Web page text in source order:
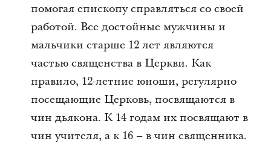
помогая епископу справляться со своей
работой. Все достойные мужчины и
мальчики старше 12 лет являются
частью священства в Церкви. Как
правило, 12-летние юноши, регулярно
посещающие Церковь, посвящаются в
чин дьякона. К 14 годам их посвящают в
чин учителя, а к 16 – в чин священника.